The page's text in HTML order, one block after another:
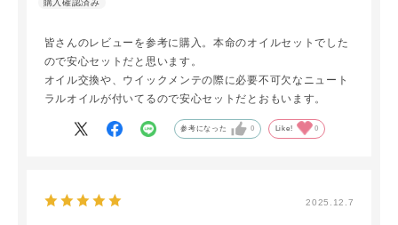
皆さんのレビューを参考に購入。本命のオイルセットでした
ので安心セットだと思います。
オイル交換や、ウイックメンテの際に必要不可欠なニュート
ラルオイルが付いてるので安心セットだとおもいます。
参考になった 0 Like! 0
2025.12.7